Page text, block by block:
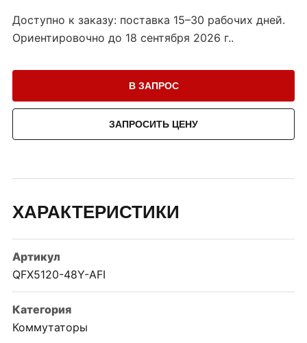
Доступно к заказу: поставка 15–30 рабочих дней.
Ориентировочно до 18 сентября 2026 г..
В ЗАПРОС
ЗАПРОСИТЬ ЦЕНУ
ХАРАКТЕРИСТИКИ
Артикул
QFX5120-48Y-AFI
Категория
Коммутаторы